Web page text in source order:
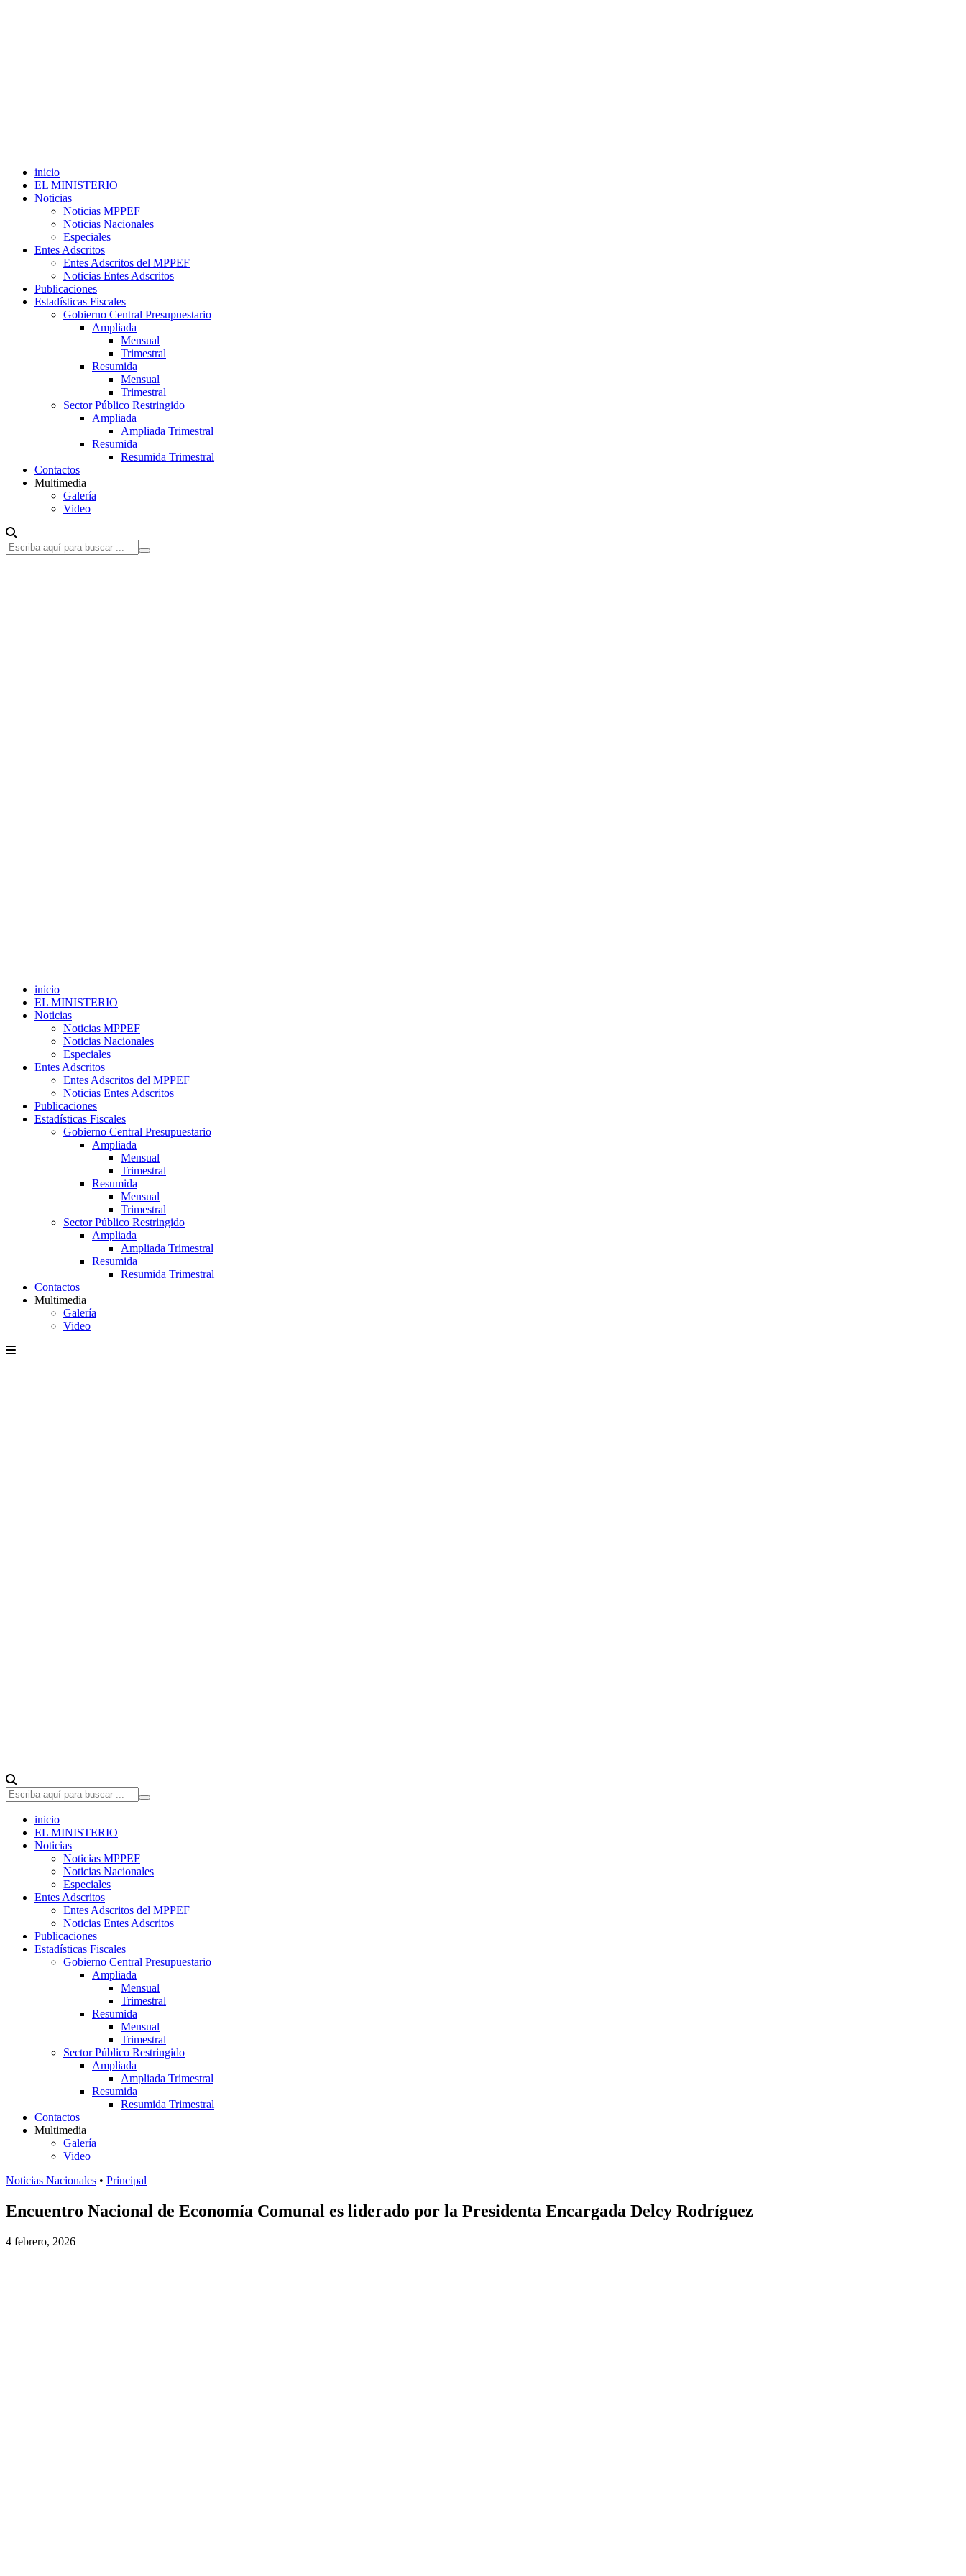
inicio
EL MINISTERIO
Noticias
Noticias MPPEF
Noticias Nacionales
Especiales
Entes Adscritos
Entes Adscritos del MPPEF
Noticias Entes Adscritos
Publicaciones
Estadísticas Fiscales
Gobierno Central Presupuestario
Ampliada
Mensual
Trimestral
Resumida
Mensual
Trimestral
Sector Público Restringido
Ampliada
Ampliada Trimestral
Resumida
Resumida Trimestral
Contactos
Multimedia
Galería
Video
inicio
EL MINISTERIO
Noticias
Noticias MPPEF
Noticias Nacionales
Especiales
Entes Adscritos
Entes Adscritos del MPPEF
Noticias Entes Adscritos
Publicaciones
Estadísticas Fiscales
Gobierno Central Presupuestario
Ampliada
Mensual
Trimestral
Resumida
Mensual
Trimestral
Sector Público Restringido
Ampliada
Ampliada Trimestral
Resumida
Resumida Trimestral
Contactos
Multimedia
Galería
Video
inicio
EL MINISTERIO
Noticias
Noticias MPPEF
Noticias Nacionales
Especiales
Entes Adscritos
Entes Adscritos del MPPEF
Noticias Entes Adscritos
Publicaciones
Estadísticas Fiscales
Gobierno Central Presupuestario
Ampliada
Mensual
Trimestral
Resumida
Mensual
Trimestral
Sector Público Restringido
Ampliada
Ampliada Trimestral
Resumida
Resumida Trimestral
Contactos
Multimedia
Galería
Video
Noticias Nacionales • Principal
Encuentro Nacional de Economía Comunal es liderado por la Presidenta Encargada Delcy Rodríguez
4 febrero, 2026